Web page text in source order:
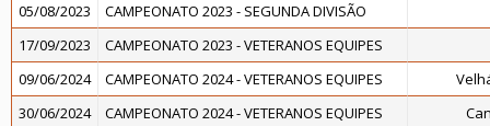
05/08/2023
CAMPEONATO 2023 - SEGUNDA DIVISÃO
17/09/2023
CAMPEONATO 2023 - VETERANOS EQUIPES
09/06/2024
CAMPEONATO 2024 - VETERANOS EQUIPES
30/06/2024
CAMPEONATO 2024 - VETERANOS EQUIPES